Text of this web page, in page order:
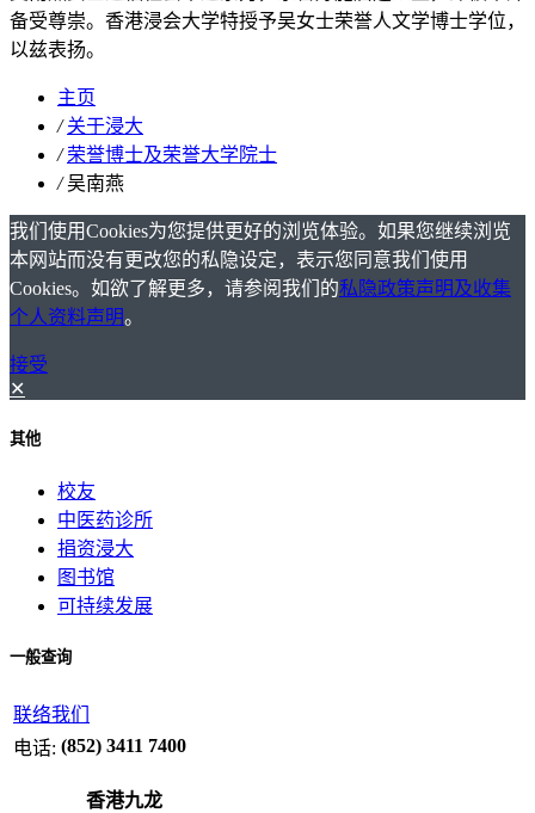
备受尊崇。香港浸会大学特授予吴女士荣誉人文学博士学位，
以兹表扬。
主页
/ 关于浸大
/ 荣誉博士及荣誉大学院士
/ 吴南燕
我们使用Cookies为您提供更好的浏览体验。如果您继续浏览
本网站而没有更改您的私隐设定，表示您同意我们使用
Cookies。如欲了解更多，请参阅我们的私隐政策声明及收集
个人资料声明。
接受
✕
其他
校友
中医药诊所
捐资浸大
图书馆
可持续发展
一般查询
联络我们
电话: (852) 3411 7400
香港九龙